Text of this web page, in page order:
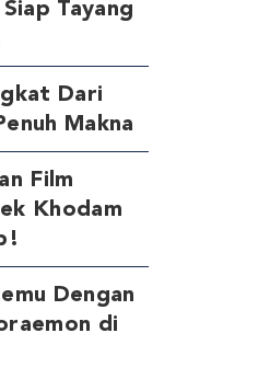
Tayang
Dari
Makna
Film
Khodam
Dengan
di